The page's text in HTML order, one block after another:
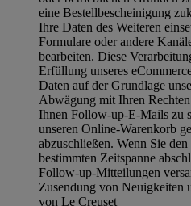
eine Bestellbescheinigung
Ihre Daten des Weiteren
Formulare oder andere
bearbeiten. Diese
Erfüllung unseres
Daten auf der Grundlage
Abwägung mit Ihren
Ihnen Follow-up-E-Mails zu
unseren Online-Warenkorb
abzuschließen. Wenn Sie
bestimmten Zeitspanne
Follow-up-Mitteilungen
Zusendung von Neuigkeiten
von Le Creuset